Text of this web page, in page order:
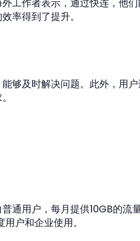
工作者表示，通过快连，他
率得到了提升。
够及时解决问题。此外，用
通用户，每月提供10GB的流
户和企业使用。